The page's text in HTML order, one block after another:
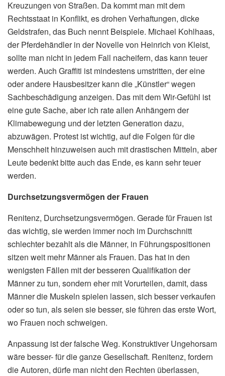
Kreuzungen von Straßen. Da kommt man mit dem
Rechtsstaat in Konflikt, es drohen Verhaftungen, dicke
Geldstrafen, das Buch nennt Beispiele. Michael Kohlhaas,
der Pferdehändler in der Novelle von Heinrich von Kleist,
sollte man nicht in jedem Fall nacheifern, das kann teuer
werden. Auch Graffiti ist mindestens umstritten, der eine
oder andere Hausbesitzer kann die „Künstler“ wegen
Sachbeschädigung anzeigen. Das mit dem Wir-Gefühl ist
eine gute Sache, aber ich rate allen Anhängern der
Klimabewegung und der letzten Generation dazu,
abzuwägen. Protest ist wichtig, auf die Folgen für die
Menschheit hinzuweisen auch mit drastischen Mitteln, aber
Leute bedenkt bitte auch das Ende, es kann sehr teuer
werden.
Durchsetzungsvermögen der Frauen
Renitenz, Durchsetzungsvermögen. Gerade für Frauen ist
das wichtig, sie werden immer noch im Durchschnitt
schlechter bezahlt als die Männer, in Führungspositionen
sitzen weit mehr Männer als Frauen. Das hat in den
wenigsten Fällen mit der besseren Qualifikation der
Männer zu tun, sondern eher mit Vorurteilen, damit, dass
Männer die Muskeln spielen lassen, sich besser verkaufen
oder so tun, als seien sie besser, sie führen das erste Wort,
wo Frauen noch schweigen.
Anpassung ist der falsche Weg. Konstruktiver Ungehorsam
wäre besser- für die ganze Gesellschaft. Renitenz, fordern
die Autoren, dürfe man nicht den Rechten überlassen,